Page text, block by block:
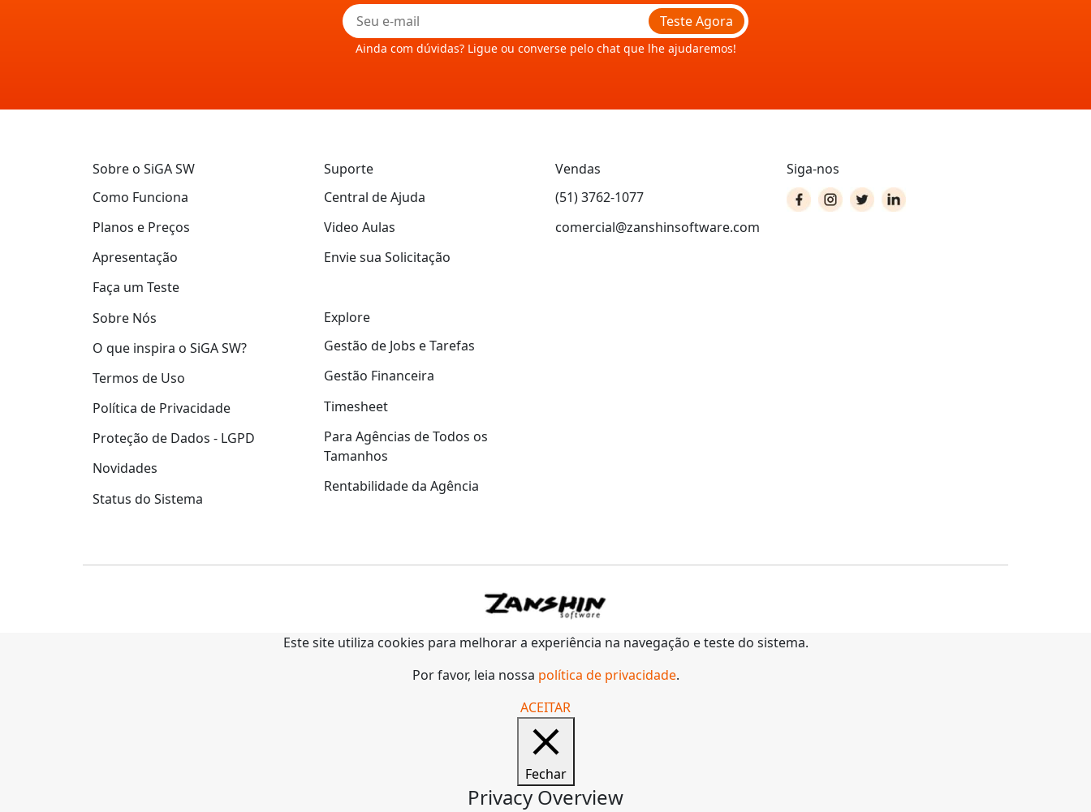
Teste Agora
Ainda com dúvidas? Ligue ou converse pelo chat que lhe ajudaremos!
Sobre o SiGA SW
Como Funciona
Planos e Preços
Apresentação
Faça um Teste
Sobre Nós
O que inspira o SiGA SW?
Termos de Uso
Política de Privacidade
Proteção de Dados - LGPD
Novidades
Status do Sistema
Suporte
Central de Ajuda
Video Aulas
Envie sua Solicitação
Explore
Gestão de Jobs e Tarefas
Gestão Financeira
Timesheet
Para Agências de Todos os
Tamanhos
Rentabilidade da Agência
Vendas
(51) 3762-1077
comercial@zanshinsoftware.com
Siga-nos
Este site utiliza cookies para melhorar a experiência na navegação e teste do sistema.
Por favor, leia nossa política de privacidade.
ACEITAR
Fechar
Privacy Overview